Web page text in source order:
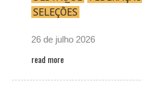
SELEÇÕES
26 de julho 2026
read more